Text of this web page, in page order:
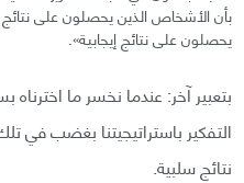
بأن الأشخاص الذين يحصلون على
يحصلون على نتائج إيجابية».
بتعبير آخر: عندما نخسر ما
التفكير باستراتيجيتنا بغضب في
نتائج سلبية.